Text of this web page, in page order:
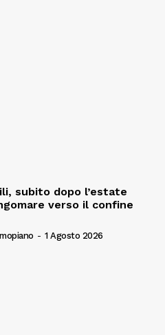
subito dopo l’estate
verso il confine
- 1 Agosto 2026